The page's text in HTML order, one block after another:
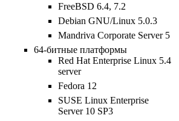
FreeBSD 6.4, 7.2
Debian GNU/Linux 5.0.3
Mandriva Corporate Server 5
64-битные платформы
Red Hat Enterprise Linux 5.4
server
Fedora 12
SUSE Linux Enterprise
Server 10 SP3